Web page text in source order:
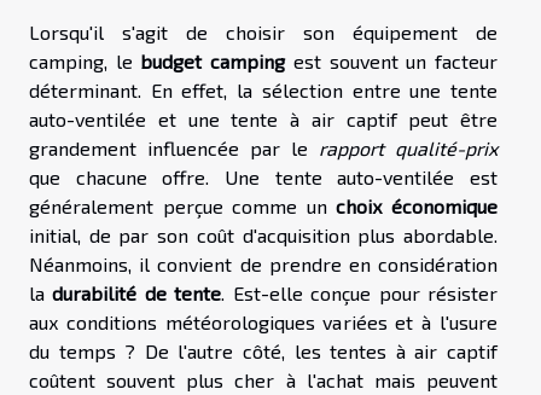
Lorsqu'il s'agit de choisir son équipement de
camping, le budget campingest souvent un facteur
déterminant. En effet, la sélection entre une tente
auto-ventilée et une tente à air captif peut être
grandement influencée par le rapport qualité-prix
que chacune offre. Une tente auto-ventilée est
généralement perçue comme unchoix économique
initial, de par son coût d'acquisition plus abordable.
Néanmoins, il convient de prendre en considération
ladurabilité de tente . Est-elle conçue pour résister
aux conditions météorologiques variées et à l'usure
du temps ? De l'autre côté, les tentes à air captif
coûtent souvent plus cher à l'achat mais peuvent